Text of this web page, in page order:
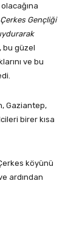
Gençliği
bu güzel
ve bu
Gaziantep,
birer kısa
köyünü
ardından